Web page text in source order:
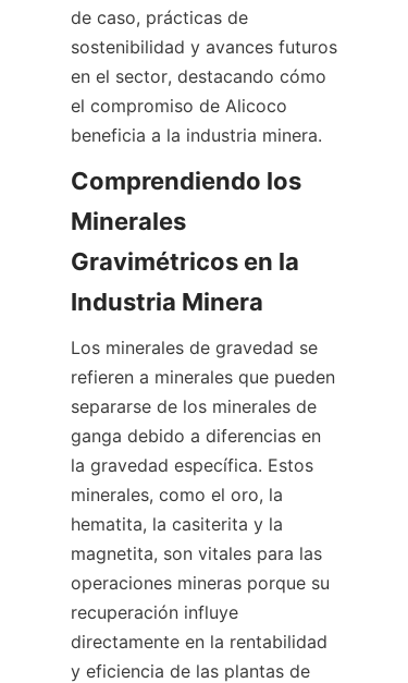
de caso, prácticas de
sostenibilidad y avances futuros
en el sector, destacando cómo
el compromiso de Alicoco
beneficia a la industria minera.
Comprendiendo los
Minerales
Gravimétricos en la
Los minerales de gravedad se
refieren a minerales que pueden
separarse de los minerales de
ganga debido a diferencias en
la gravedad específica. Estos
minerales, como el oro, la
hematita, la casiterita y la
magnetita, son vitales para las
operaciones mineras porque su
recuperación influye
directamente en la rentabilidad
y eficiencia de las plantas de